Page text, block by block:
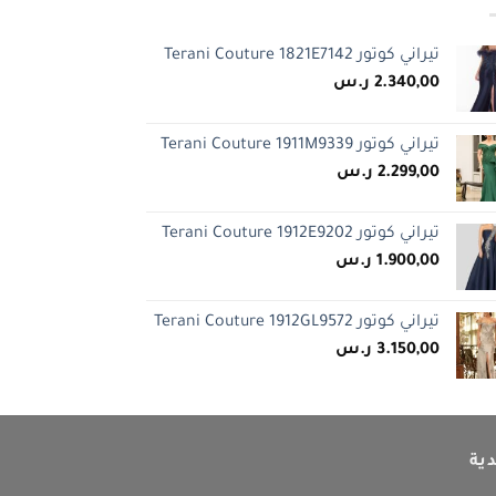
تيراني كوتور Terani Couture 1821E7142
2.340,00 ر.س
تيراني كوتور Terani Couture 1911M9339
2.299,00 ر.س
تيراني كوتور Terani Couture 1912E9202
1.900,00 ر.س
تيراني كوتور Terani Couture 1912GL9572
3.150,00 ر.س